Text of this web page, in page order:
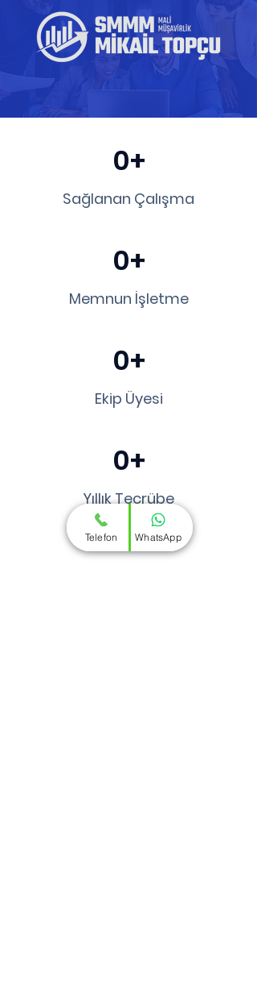
0+
Sağlanan Çalışma
0+
Memnun İşletme
0+
Ekip Üyesi
0+
Yıllık Tecrübe
Telefon WhatsApp